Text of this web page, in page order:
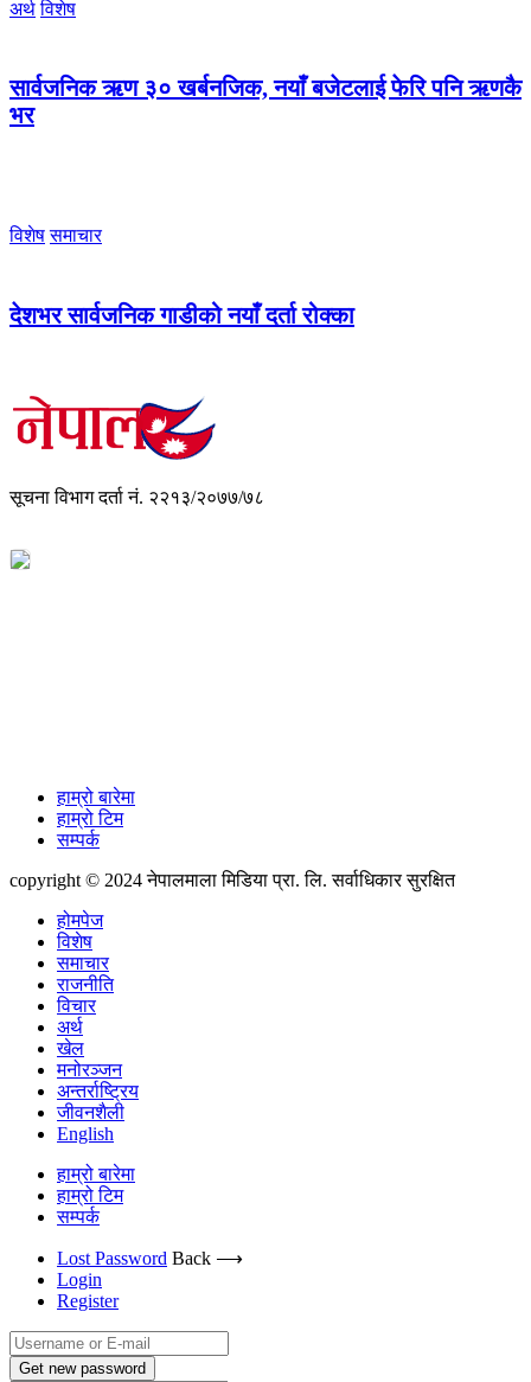
अर्थ विशेष
सार्वजनिक ऋण ३० खर्बनजिक, नयाँ बजेटलाई फेरि पनि ऋणकै
भर
विशेष समाचार
देशभर सार्वजनिक गाडीको नयाँ दर्ता रोक्का
सूचना विभाग दर्ता नं. २२१३/२०७७/७८
हाम्रो बारेमा
हाम्रो टिम
सम्पर्क
copyright © 2024 नेपालमाला मिडिया प्रा. लि. सर्वाधिकार सुरक्षित
होमपेज
विशेष
समाचार
राजनीति
विचार
अर्थ
खेल
मनोरञ्जन
अन्तर्राष्ट्रिय
जीवनशैली
English
हाम्रो बारेमा
हाम्रो टिम
सम्पर्क
Lost Password Back ⟶
Login
Register
Get new password